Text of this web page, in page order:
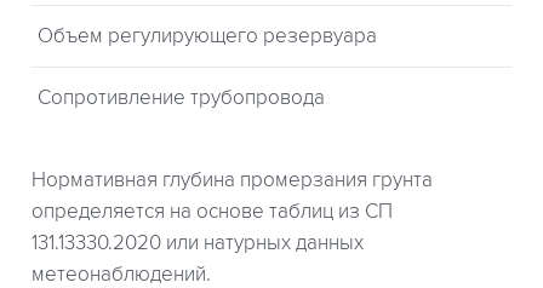
Объем регулирующего резервуара
Сопротивление трубопровода
Нормативная глубина промерзания грунта
определяется на основе таблиц из СП
131.13330.2020 или натурных данных
метеонаблюдений.